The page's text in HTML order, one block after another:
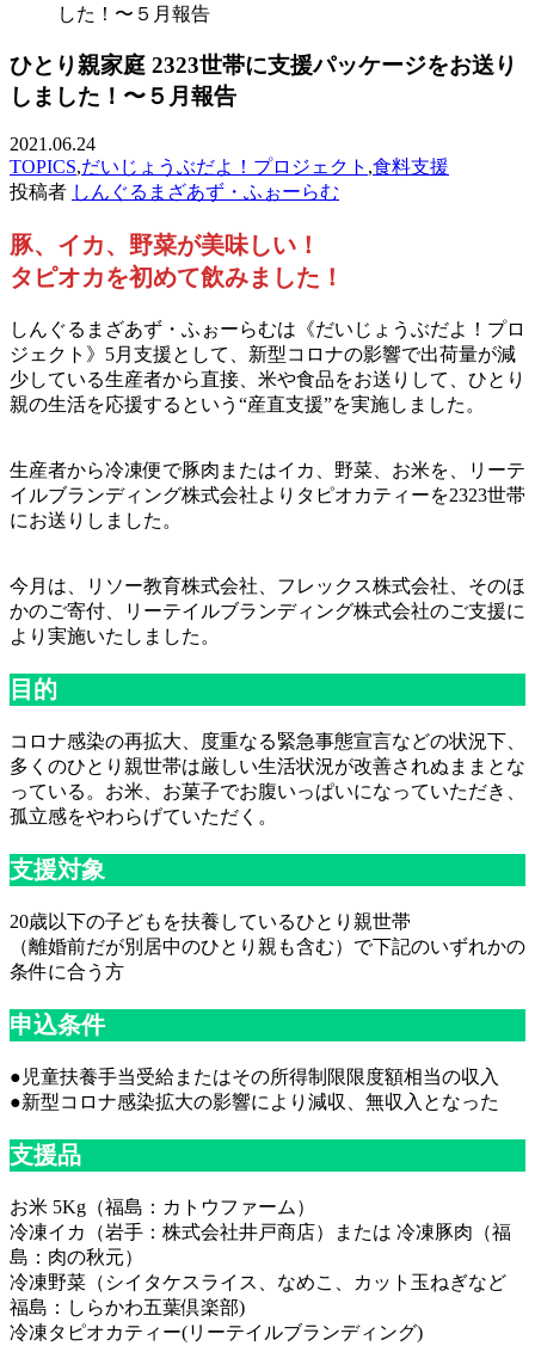
した！〜５月報告
ひとり親家庭 2323世帯に支援パッケージをお送り
しました！〜５月報告
2021.06.24
TOPICS,だいじょうぶだよ！プロジェクト ,食料支援
投稿者 しんぐるまざあず・ふぉーらむ
豚、イカ、野菜が美味しい！
タピオカを初めて飲みました！
しんぐるまざあず・ふぉーらむは《だいじょうぶだよ！プロ
ジェクト》5月支援として、新型コロナの影響で出荷量が減
少している生産者から直接、米や食品をお送りして、ひとり
親の生活を応援するという“産直支援”を実施しました。
生産者から冷凍便で豚肉またはイカ、野菜、お米を、リーテ
イルブランディング株式会社よりタピオカティーを2323世帯
にお送りしました。
今月は、リソー教育株式会社、フレックス株式会社、そのほ
かのご寄付、リーテイルブランディング株式会社のご支援に
より実施いたしました。
目的
コロナ感染の再拡大、度重なる緊急事態宣言などの状況下、
多くのひとり親世帯は厳しい生活状況が改善されぬままとな
っている。お米、お菓子でお腹いっぱいになっていただき、
孤立感をやわらげていただく。
支援対象
20歳以下の子どもを扶養しているひとり親世帯
（離婚前だが別居中のひとり親も含む）で下記のいずれかの
条件に合う方
申込条件
●児童扶養手当受給またはその所得制限限度額相当の収入
●新型コロナ感染拡大の影響により減収、無収入となった
支援品
お米 5Kg（福島：カトウファーム）
冷凍イカ（岩手：株式会社井戸商店）または 冷凍豚肉（福
島：肉の秋元）
冷凍野菜（シイタケスライス、なめこ、カット玉ねぎなど
福島：しらかわ五葉倶楽部)
冷凍タピオカティー(リーテイルブランディング)